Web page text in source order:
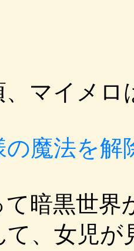
、マイメ
の魔法を
て暗黒世界
て、女児